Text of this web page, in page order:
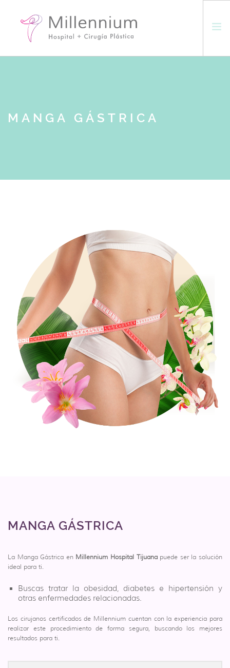
EXPERIENCIA MILLENNIUM
MANGA GÁSTRICA
MANGA GÁSTRICA
La Manga Gástrica en Millennium Hospital Tijuanapuede ser la solución
ideal para ti.
Buscas tratar la obesidad, diabetes e hipertensión y
otras enfermedades relacionadas.
Los cirujanos certificados de Millennium cuentan con la experiencia para
realizar este procedimiento de forma segura, buscando los mejores
resultados para ti.